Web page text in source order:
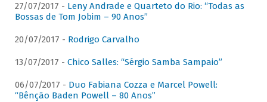
27/07/2017 - Leny Andrade e Quarteto do Rio: “Todas as
Bossas de Tom Jobim – 90 Anos”
20/07/2017 - Rodrigo Carvalho
13/07/2017 - Chico Salles: “Sérgio Samba Sampaio”
06/07/2017 - Duo Fabiana Cozza e Marcel Powell:
“Bênção Baden Powell – 80 Anos”